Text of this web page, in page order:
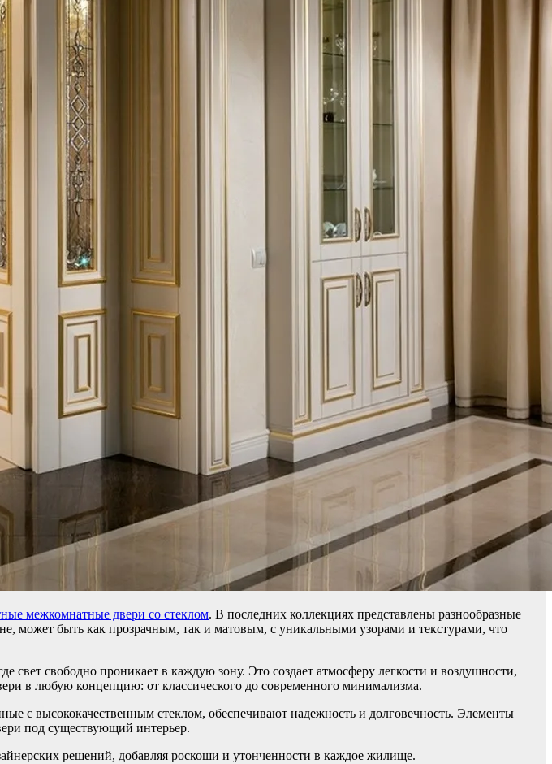
межкомнатные двери со стеклом. В последних коллекциях представлены разнообразные
может быть как прозрачным, так и матовым, с уникальными узорами и текстурами, что
свет свободно проникает в каждую зону. Это создает атмосферу легкости и воздушности,
в любую концепцию: от классического до современного минимализма.
с высококачественным стеклом, обеспечивают надежность и долговечность. Элементы
под существующий интерьер.
решений, добавляя роскоши и утонченности в каждое жилище.